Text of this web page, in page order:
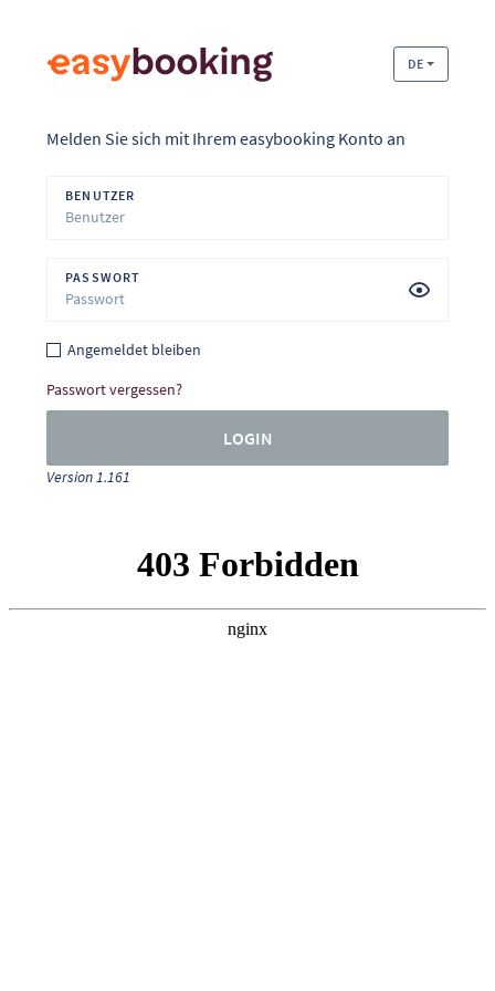
DE
Melden Sie sich mit Ihrem easybooking Konto an
BENUTZER
PASSWORT
Angemeldet bleiben
Passwort vergessen?
LOGIN
Version 1.161